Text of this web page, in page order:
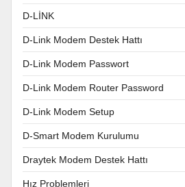
D-LİNK
D-Link Modem Destek Hattı
D-Link Modem Passwort
D-Link Modem Router Password
D-Link Modem Setup
D-Smart Modem Kurulumu
Draytek Modem Destek Hattı
Hız Problemleri